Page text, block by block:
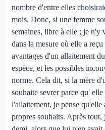
nombre d'entre elles
mois. Donc, si une femme
semaines, libre à elle ; je n'y
dans la mesure où elle a
avantages d'un allaitement
espèce, et les possibles
norme. Cela dit, si la mère
souhaite sevrer parce qu'
l'allaitement, je pense qu'elle
propres souhaits. Après tout,